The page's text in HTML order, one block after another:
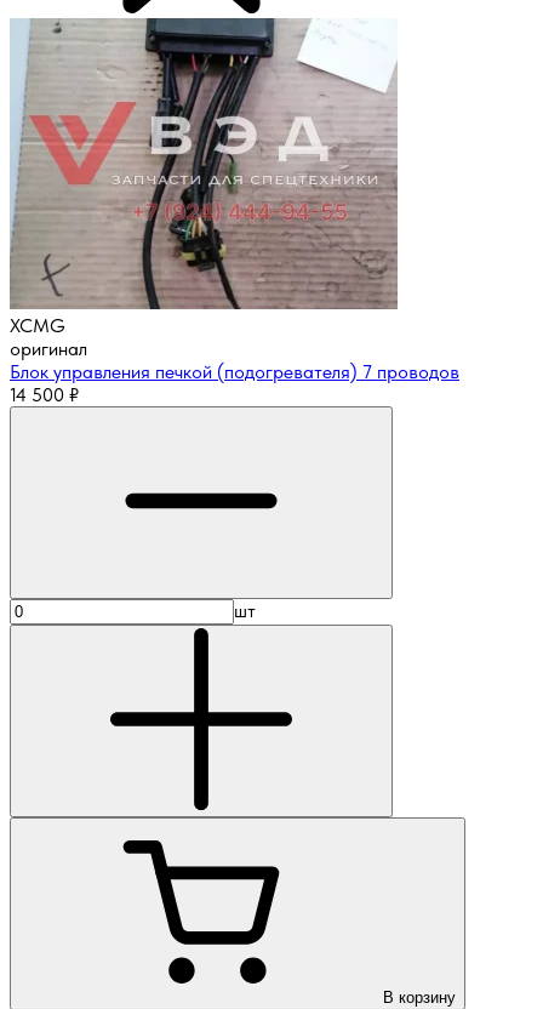
XCMG
оригинал
Блок управления печкой (подогревателя) 7 проводов
14 500 ₽
шт
В корзину